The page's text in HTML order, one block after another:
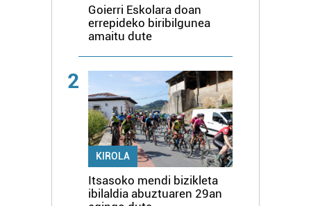
Goierri Eskolara doan
errepideko biribilgunea
amaitu dute
2
KIROLA
Itsasoko mendi bizikleta
ibilaldia abuztuaren 29an